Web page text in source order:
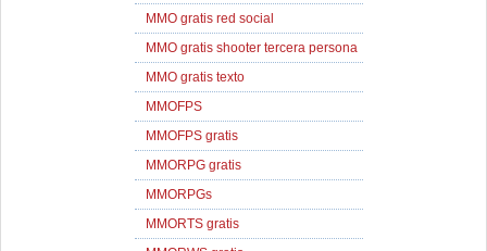
MMO gratis red social
MMO gratis shooter tercera persona
MMO gratis texto
MMOFPS
MMOFPS gratis
MMORPG gratis
MMORPGs
MMORTS gratis